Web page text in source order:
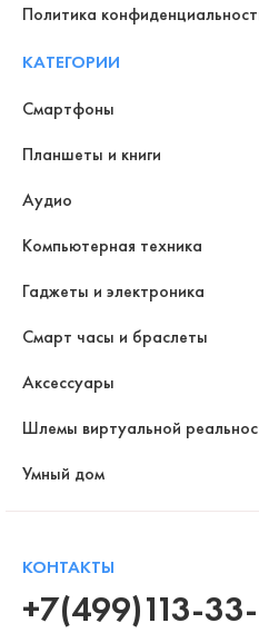
Политика
КАТЕГОРИИ
Смартфоны
Планшеты и книги
Аудио
Компьютерная техника
Гаджеты и электроника
Смарт часы и браслеты
Аксессуары
Шлемы виртуальной
Умный дом
КОНТАКТЫ
+7(499)113-